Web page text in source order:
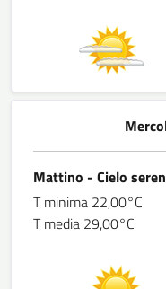
Mattino - Cielo
T minima 22,00°C
T media 29,00°C